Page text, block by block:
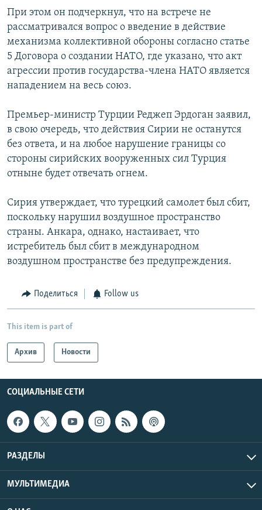
При этом он подчеркнул, что на встрече не
рассматривался вопрос о введение в действие
механизма коллективной обороны согласно статье
5 Договора о создании НАТО, где указано, что акт
агрессии против государства-члена НАТО является
нападением на весь союз.
Премьер-министр Турции Реджеп Эрдоган заявил,
в свою очередь, что действия Сирии не останутся
без ответа, и на любое нарушение границы со
стороны сирийских вооруженных сил Турция
отныне будет отвечать огнем.
Сирия утверждает, что турецкий самолет был сбит,
поскольку нарушил воздушное пространство
страны. Анкара, однако, настаивает, что
истребитель был сбит в международном
воздушном пространстве без предупреждения.
Поделиться Follow us
This item is part of
Архив Новости
СОЦИАЛЬНЫЕ СЕТИ
РАЗДЕЛЫ
МУЛЬТИМЕДИА